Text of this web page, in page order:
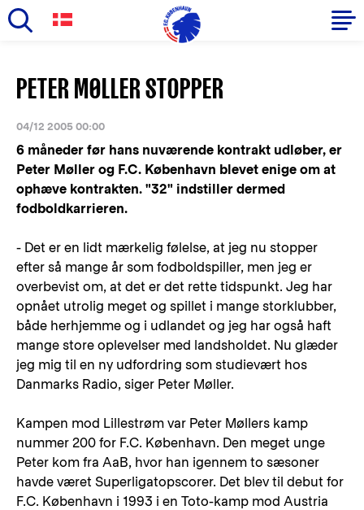
main
content
Primary
navigation
English
PETER MØLLER STOPPER
04/12 2005 00:00
6 måneder før hans nuværende kontrakt udløber, er
Peter Møller og F.C. København blevet enige om at
ophæve kontrakten. "32" indstiller dermed
fodboldkarrieren.
- Det er en lidt mærkelig følelse, at jeg nu stopper
efter så mange år som fodboldspiller, men jeg er
overbevist om, at det er det rette tidspunkt. Jeg har
opnået utrolig meget og spillet i mange storklubber,
både herhjemme og i udlandet og jeg har også haft
mange store oplevelser med landsholdet. Nu glæder
jeg mig til en ny udfordring som studievært hos
Danmarks Radio, siger Peter Møller.
Kampen mod Lillestrøm var Peter Møllers kamp
nummer 200 for F.C. København. Den meget unge
Peter kom fra AaB, hvor han igennem to sæsoner
havde været Superligatopscorer. Det blev til debut for
F.C. København i 1993 i en Toto-kamp mod Austria